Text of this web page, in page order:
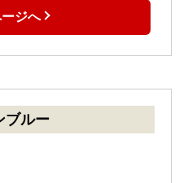
ジへ
ブルー